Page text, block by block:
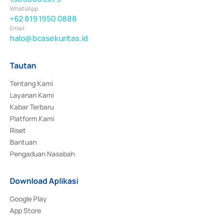
WhatsApp
+62 819 1950 0888
Email
halo@bcasekuritas.id
Tautan
Tentang Kami
Layanan Kami
Kabar Terbaru
Platform Kami
Riset
Bantuan
Pengaduan Nasabah
Download Aplikasi
Google Play
App Store